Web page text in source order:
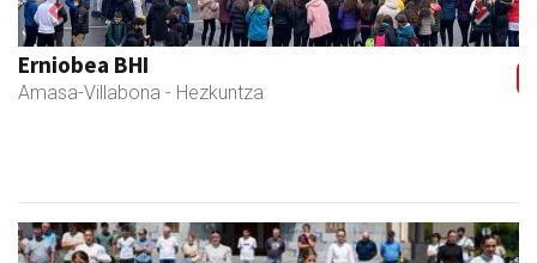
Arindu fisioterapia eta osteopatia
Amasa-Villabona - Fisioterapia
Previous Next